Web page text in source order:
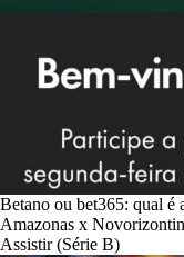
Betano ou bet365: qual é
Amazonas x
Assistir (Série B)